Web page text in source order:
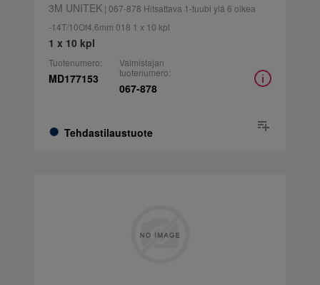
3M UNITEK| 067-878 Hitsattava 1-tuubi ylä 6 oikea
-14T/10Of4.6mm 018 1 x 10 kpl
1 x 10 kpl
Tuotenumero:
MD177153
Tehdastilaustuote
Valmistajan
tuotenumero:
067-878